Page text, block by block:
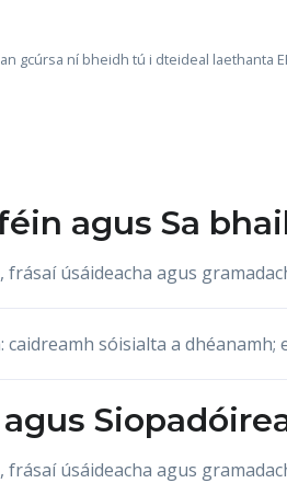
gcúrsa ní bheidh tú i dteideal laethanta
agus Sa
úsáideacha agus
caidreamh sóisialta a
agus
úsáideacha agus